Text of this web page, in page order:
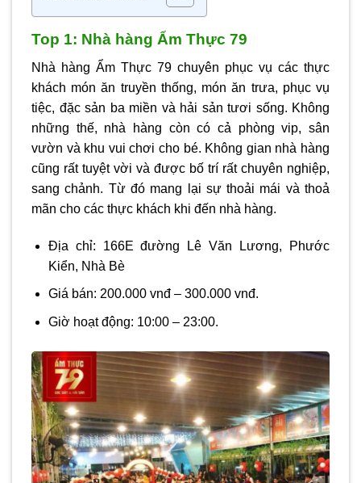
Top 1: Nhà hàng Ẩm Thực 79
Nhà hàng Ẩm Thực 79 chuyên phục vụ các thực
khách món ăn truyền thống, món ăn trưa, phục vụ
tiệc, đặc sản ba miền và hải sản tươi sống. Không
những thế, nhà hàng còn có cả phòng vip, sân
vườn và khu vui chơi cho bé. Không gian nhà hàng
cũng rất tuyệt vời và được bố trí rất chuyên nghiệp,
sang chảnh. Từ đó mang lại sự thoải mái và thoả
mãn cho các thực khách khi đến nhà hàng.
Địa chỉ: 166E đường Lê Văn Lương, Phước
Kiển, Nhà Bè
Giá bán: 200.000 vnđ – 300.000 vnđ.
Giờ hoạt động: 10:00 – 23:00.